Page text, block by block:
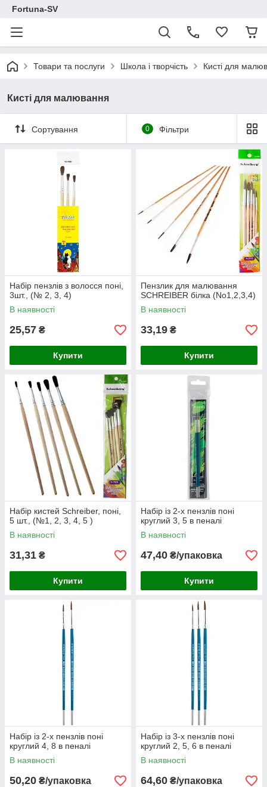
Fortuna-SV
Товари та послуги Школа і творчість Кисті для
Кисті для малювання
Сортування 0 Фільтри
Набір пензлів з волосся поні,
3шт., (№ 2, 3, 4)
В наявності
25,57 ₴
Купити
Пензлик для малювання
SCHREIBER білка (No1,2,3,4)
В наявності
33,19 ₴
Купити
Набір кистей Schreiber, поні,
5 шт., (№1, 2, 3, 4, 5 )
В наявності
31,31 ₴
Купити
Набір із 2-х пензлів поні
круглий 3, 5 в пеналі
В наявності
47,40 ₴/упаковка
Купити
Набір із 2-х пензлів поні
круглий 4, 8 в пеналі
В наявності
50,20 ₴/упаковка
Набір із 3-х пензлів поні
круглий 2, 5, 6 в пеналі
В наявності
64,60 ₴/упаковка